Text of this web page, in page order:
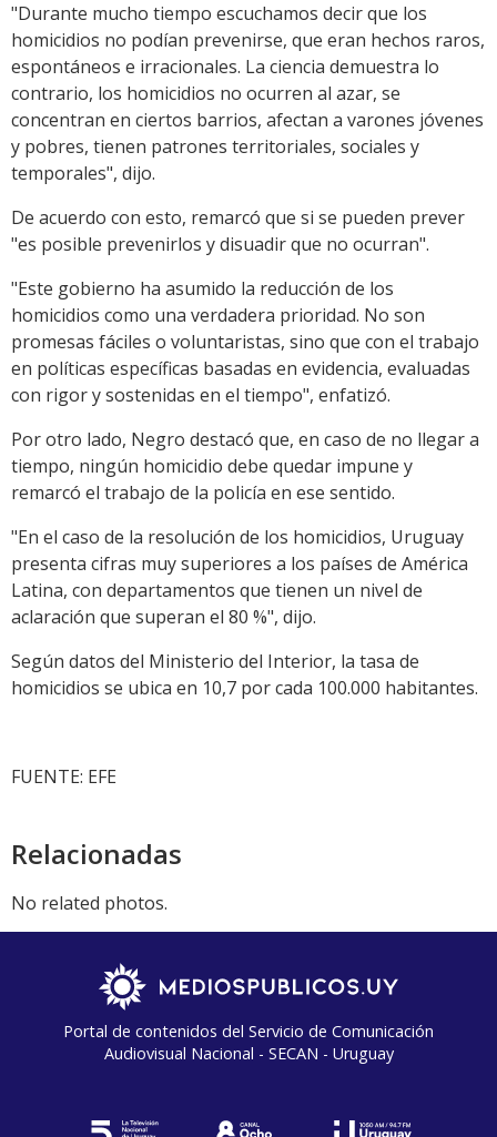
"Durante mucho tiempo escuchamos decir que los
homicidios no podían prevenirse, que eran hechos raros,
espontáneos e irracionales. La ciencia demuestra lo
contrario, los homicidios no ocurren al azar, se
concentran en ciertos barrios, afectan a varones jóvenes
y pobres, tienen patrones territoriales, sociales y
temporales", dijo.
De acuerdo con esto, remarcó que si se pueden prever
"es posible prevenirlos y disuadir que no ocurran".
"Este gobierno ha asumido la reducción de los
homicidios como una verdadera prioridad. No son
promesas fáciles o voluntaristas, sino que con el trabajo
en políticas específicas basadas en evidencia, evaluadas
con rigor y sostenidas en el tiempo", enfatizó.
Por otro lado, Negro destacó que, en caso de no llegar a
tiempo, ningún homicidio debe quedar impune y
remarcó el trabajo de la policía en ese sentido.
"En el caso de la resolución de los homicidios, Uruguay
presenta cifras muy superiores a los países de América
Latina, con departamentos que tienen un nivel de
aclaración que superan el 80 %", dijo.
Según datos del Ministerio del Interior, la tasa de
homicidios se ubica en 10,7 por cada 100.000 habitantes.
FUENTE: EFE
Relacionadas
No related photos.
Portal de contenidos del Servicio de Comunicación
Audiovisual Nacional - SECAN - Uruguay